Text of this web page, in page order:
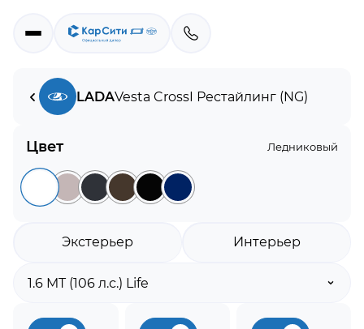
LADAVesta CrossI Рестайлинг (NG)
Цвет Ледниковый
Экстерьер Интерьер